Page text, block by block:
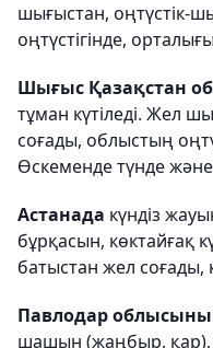
шығыстан, оңтүстік-
оңтүстігінде,
Шығыс Қазақстан
тұман күтіледі. Жел
соғады, облыстың
Өскеменде түнде және
Астанада күндіз
бұрқасын, көктайғақ
батыстан жел соғады,
Павлодар
шашын (жаңбыр, қар),